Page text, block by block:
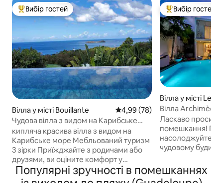
Топ вибір гостей
Вибір гостей
Вілла у місті Bouillante Середня оцінка: 4,99 з 5,
4,99 (78)
Чудова вілла з видом на Карибське
море
кипляча красива вілла з видом на
Карибське море Мебльований туризм
3 зірки Приїжджайте з родичами або
друзями, ви оціните комфорт у
кожного з них з власною ванною
кімнатою (душем) та окремим
Топ вибір гостей
Вибір гостей
Вілла у місті Le
Вілла
Ласкаво
помешкання! Приходьте і
насолоджуйтеся
чудовому
це унікальне
дістатися до
Популярні зручності в помешканнях